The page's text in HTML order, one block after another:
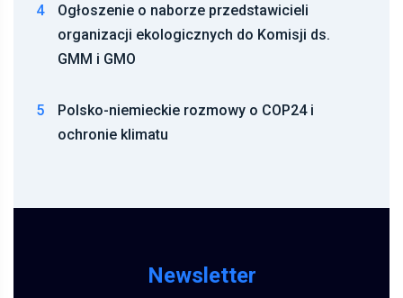
4
Ogłoszenie o naborze przedstawicieli
organizacji ekologicznych do Komisji ds.
GMM i GMO
5
Polsko-niemieckie rozmowy o COP24 i
ochronie klimatu
Newsletter